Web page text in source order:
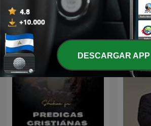
Alejandro Bullón Podcast
DESCARGAR APP